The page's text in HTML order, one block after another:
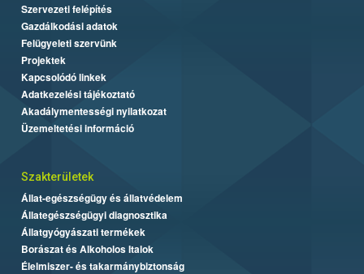
Szervezeti felépítés
Gazdálkodási adatok
Felügyeleti szervünk
Projektek
Kapcsolódó linkek
Adatkezelési tájékoztató
Akadálymentességi nyilatkozat
Üzemeltetési információ
Szakterületek
Állat-egészségügy és állatvédelem
Állategészségügyi diagnosztika
Állatgyógyászati termékek
Borászat és Alkoholos Italok
Élelmiszer- és takarmánybiztonság